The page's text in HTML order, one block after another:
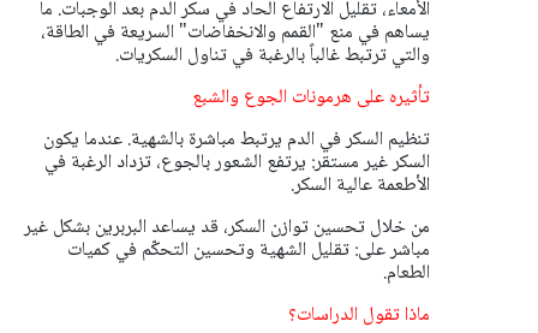
الأمعاء، تقليل الارتفاع الحاد في سكر الدم بعد الوجبات. ما
يساهم في منع "القمم والانخفاضات" السريعة في الطاقة،
والتي ترتبط غالباً بالرغبة في تناول السكريات.
تأثيره على هرمونات الجوع والشبع
تنظيم السكر في الدم يرتبط مباشرة بالشهية. عندما يكون
السكر غير مستقر: يرتفع الشعور بالجوع، تزداد الرغبة في
الأطعمة عالية السكر.
من خلال تحسين توازن السكر، قد يساعد البربرين بشكل غير
مباشر على: تقليل الشهية وتحسين التحكّم في كميات
الطعام.
ماذا تقول الدراسات؟